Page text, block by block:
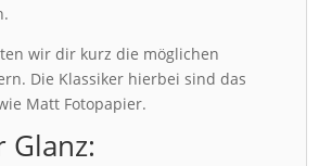
wir dir kurz die möglichen
Die Klassiker hierbei sind das
Matt Fotopapier.
Glanz: